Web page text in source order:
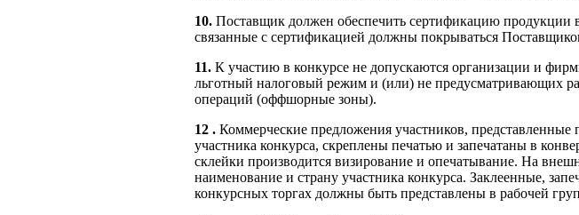
10. Поставщик должен обеспечить сертификацию продукции
связанные с сертификацией должны покрываться
11. К участию в конкурсе не допускаются организации и
льготный налоговый режим и (или) не предусматривающих
операций (оффшорные зоны).
12 . Коммерческие предложения участников,
участника конкурса, скреплены печатью и запечатаны в
склейки производится визирование и опечатывание. На
наименование и страну участника конкурса. Заклеенные,
конкурсных торгах должны быть представлены в рабочей